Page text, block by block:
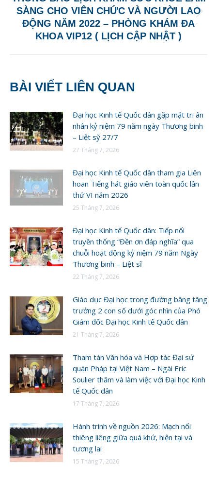
Next
post:
SÀNG CHO VIÊN CHỨC VÀ NGƯỜI LAO
ĐỘNG NĂM 2022 – PHÒNG KHÁM ĐA
KHOA VIP12 ( LỊCH CẬP NHẬT )
BÀI VIẾT LIÊN QUAN
Đại học Kinh tế Quốc dân gặp mặt tri ân
nhân kỷ niệm 79 năm ngày Thương binh
– Liệt sỹ 27/7
27 Tháng 7, 2026
Đại học Kinh tế Quốc dân tham gia Liên
hoan Tiếng hát giáo viên toàn quốc lần
thứ VI năm 2026
25 Tháng 7, 2026
Đại học Kinh tế Quốc dân: Tiếp nối
truyền thống “Đền ơn đáp nghĩa” qua
chuỗi hoạt động kỷ niệm 79 năm Ngày
Thương binh – Liệt sĩ
22 Tháng 7, 2026
Giáo dục Đại học trong đường băng tăng
trưởng 2 con số dưới góc nhìn của Phó
Giám đốc Đại học Kinh tế Quốc dân
21 Tháng 7, 2026
Tham tán Văn hóa và Hợp tác Đại sứ
quán Pháp tại Việt Nam – Ngài Eric
Soulier thăm và làm việc với Đại học Kinh
tế Quốc dân
17 Tháng 7, 2026
Hành trình về nguồn 2026: Mạch nối
thiêng liêng giữa quá khứ, hiện tại và
tương lai
15 Tháng 7, 2026